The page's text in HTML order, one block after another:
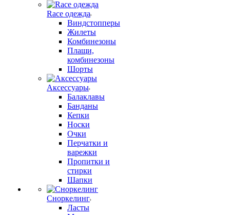
Race одежда
Виндстопперы
Жилеты
Комбинезоны
Плащи,
комбинезоны
Шорты
Аксессуары
Балаклавы
Банданы
Кепки
Носки
Очки
Перчатки и
варежки
Пропитки и
стирки
Шапки
Сноркелинг
Ласты